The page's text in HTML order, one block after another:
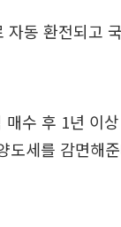
동 환전되고
수 후 1년 이
세를 감면해